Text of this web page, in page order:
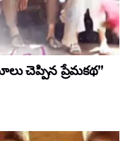
చెప్పిన ప్రేమకథ”